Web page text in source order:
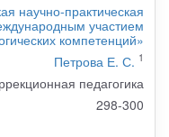
научно-практическая
участием
компетенций»
Петрова Е. С. 1
педагогика
298-300